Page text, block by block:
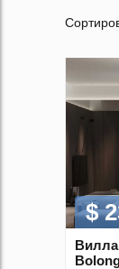
$
Вилла